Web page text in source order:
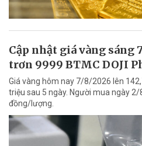
Cập nhật giá vàng sáng
trơn 9999 BTMC DOJI
Giá vàng hôm nay 7/8/2026 lên
triệu sau 5 ngày. Người mua ngày
đồng/lượng.